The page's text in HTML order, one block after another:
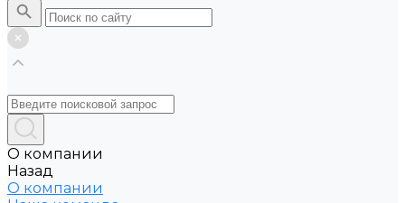
О компании
Назад
О компании